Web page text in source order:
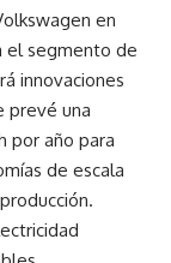
en
el segmento de
innovaciones
prevé una
por año para
de escala